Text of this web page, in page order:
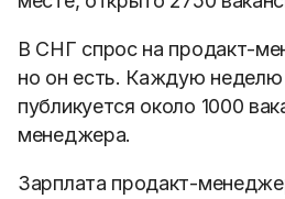
В СНГ спрос на продакт-
но он есть. Каждую неделю
публикуется около 1000
менеджера.
Зарплата продакт-